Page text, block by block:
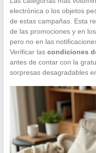
electrónica o los objetos
de estas campañas. Esta
de las promociones y en
pero no en las
Verificar las condiciones
antes de contar con la
sorpresas desagradables